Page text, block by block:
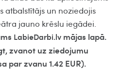
atbalstītājs un noziedojis
jauno krēslu iegādei.
LabieDarbi.lv mājas lapā.
zvanot uz ziedojumu
par zvanu 1.42 EUR).